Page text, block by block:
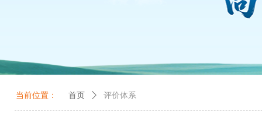
首页 ꄲ 评价体系
当前位置：